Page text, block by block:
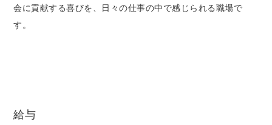
会に貢献する喜びを、日々の仕事の中で感じられる職場で
す。
給与